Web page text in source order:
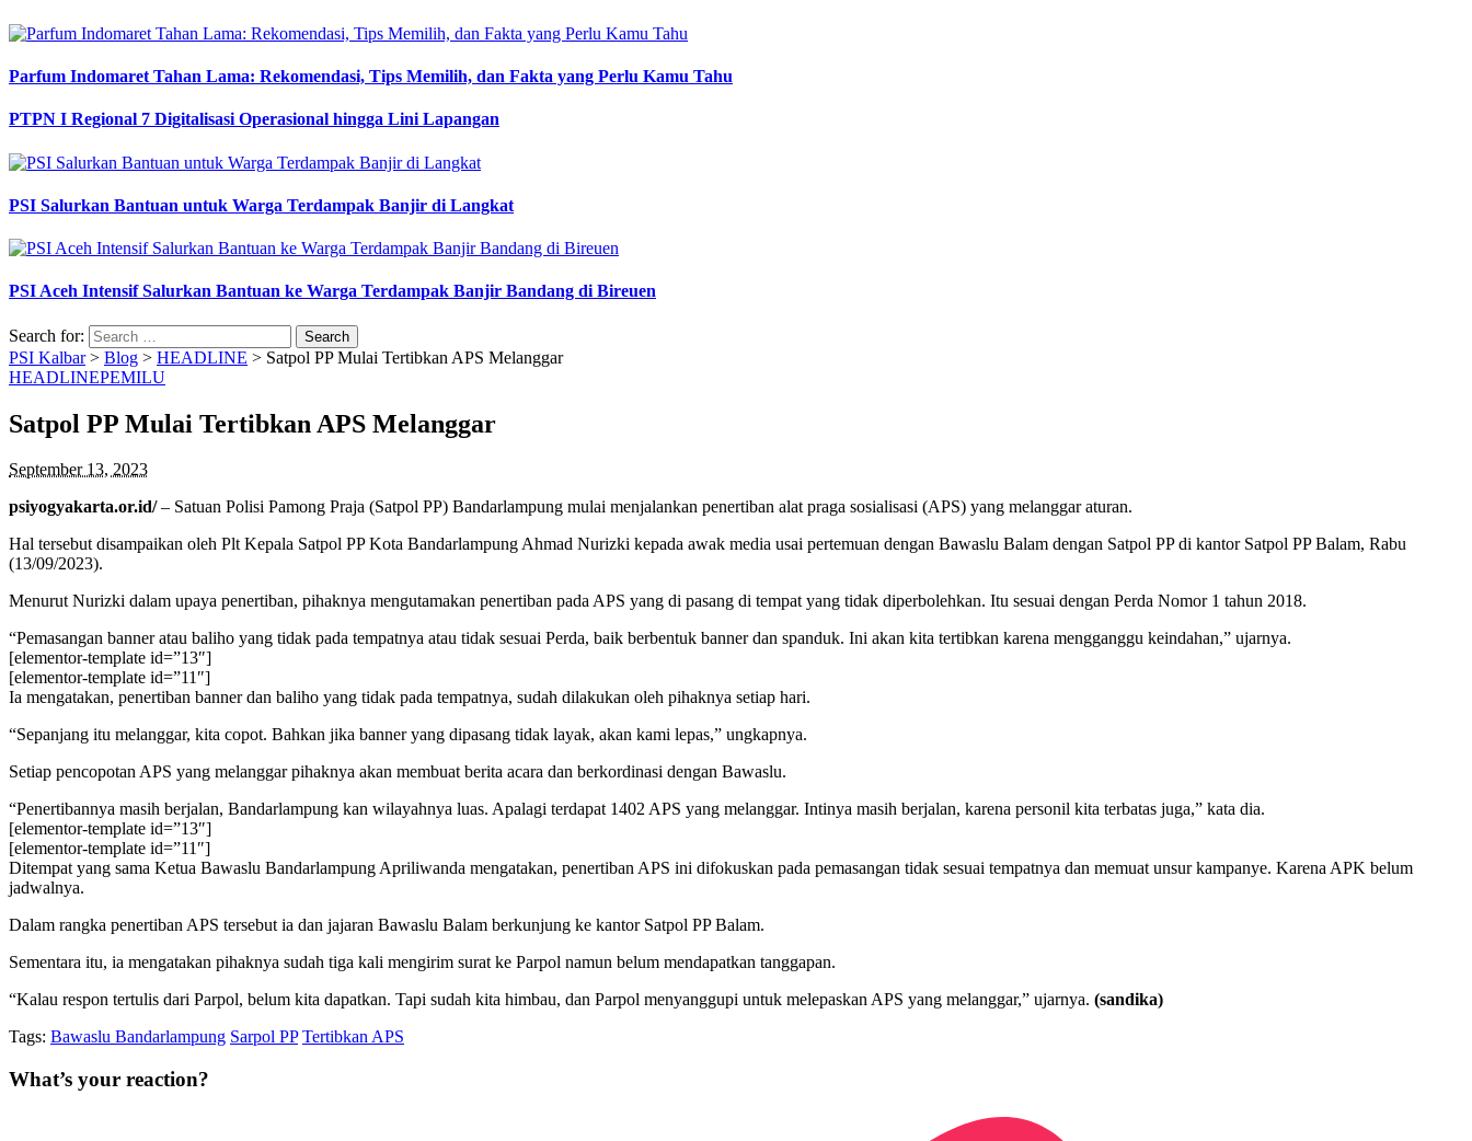
Parfum Indomaret Tahan Lama: Rekomendasi, Tips Memilih, dan Fakta yang Perlu Kamu Tahu
PTPN I Regional 7 Digitalisasi Operasional hingga Lini Lapangan
PSI Salurkan Bantuan untuk Warga Terdampak Banjir di Langkat
PSI Aceh Intensif Salurkan Bantuan ke Warga Terdampak Banjir Bandang di Bireuen
Search for:
PSI Kalbar> Blog > HEADLINE > Satpol PP Mulai Tertibkan APS Melanggar
HEADLINEPEMILU
Satpol PP Mulai Tertibkan APS Melanggar
September 13, 2023
psiyogyakarta.or.id/– Satuan Polisi Pamong Praja (Satpol PP) Bandarlampung mulai menjalankan penertiban alat praga sosialisasi (APS) yang melanggar aturan.
Hal tersebut disampaikan oleh Plt Kepala Satpol PP Kota Bandarlampung Ahmad Nurizki kepada awak media usai pertemuan dengan Bawaslu Balam dengan Satpol PP di kantor Satpol PP Balam, Rabu
(13/09/2023).
Menurut Nurizki dalam upaya penertiban, pihaknya mengutamakan penertiban pada APS yang di pasang di tempat yang tidak diperbolehkan. Itu sesuai dengan Perda Nomor 1 tahun 2018.
“Pemasangan banner atau baliho yang tidak pada tempatnya atau tidak sesuai Perda, baik berbentuk banner dan spanduk. Ini akan kita tertibkan karena mengganggu keindahan,” ujarnya.
[elementor-template id=”13″]
[elementor-template id=”11″]
Ia mengatakan, penertiban banner dan baliho yang tidak pada tempatnya, sudah dilakukan oleh pihaknya setiap hari.
“Sepanjang itu melanggar, kita copot. Bahkan jika banner yang dipasang tidak layak, akan kami lepas,” ungkapnya.
Setiap pencopotan APS yang melanggar pihaknya akan membuat berita acara dan berkordinasi dengan Bawaslu.
“Penertibannya masih berjalan, Bandarlampung kan wilayahnya luas. Apalagi terdapat 1402 APS yang melanggar. Intinya masih berjalan, karena personil kita terbatas juga,” kata dia.
[elementor-template id=”13″]
[elementor-template id=”11″]
Ditempat yang sama Ketua Bawaslu Bandarlampung Apriliwanda mengatakan, penertiban APS ini difokuskan pada pemasangan tidak sesuai tempatnya dan memuat unsur kampanye. Karena APK belum
jadwalnya.
Dalam rangka penertiban APS tersebut ia dan jajaran Bawaslu Balam berkunjung ke kantor Satpol PP Balam.
Sementara itu, ia mengatakan pihaknya sudah tiga kali mengirim surat ke Parpol namun belum mendapatkan tanggapan.
“Kalau respon tertulis dari Parpol, belum kita dapatkan. Tapi sudah kita himbau, dan Parpol menyanggupi untuk melepaskan APS yang melanggar,” ujarnya. (sandika)
Tags: Bawaslu Bandarlampung Sarpol PP Tertibkan APS
What’s your reaction?